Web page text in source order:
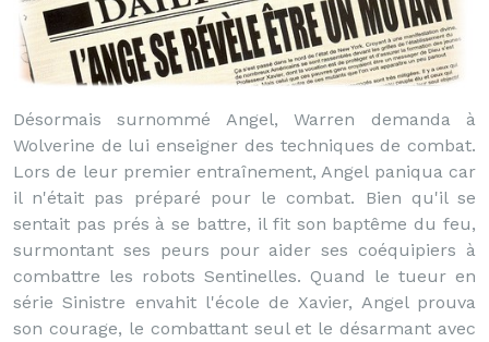
Désormais surnommé Angel, Warren demanda à
Wolverine de lui enseigner des techniques de combat.
Lors de leur premier entraînement, Angel paniqua car
il n'était pas préparé pour le combat. Bien qu'il se
sentait pas prés à se battre, il fit son baptême du feu,
surmontant ses peurs pour aider ses coéquipiers à
combattre les robots Sentinelles. Quand le tueur en
série Sinistre envahit l'école de Xavier, Angel prouva
son courage, le combattant seul et le désarmant avec